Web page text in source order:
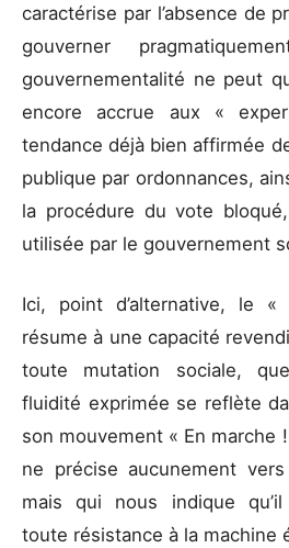
caractérise par l’absence de
gouverner
gouvernementalité ne peut
encore accrue aux «
tendance déjà bien affirmée
publique par ordonnances,
la procédure du vote
utilisée par le gouvernement
Ici, point d’alternative, le
résume à une capacité
toute mutation sociale,
fluidité exprimée se reflète
son mouvement « En marche
ne précise aucunement
mais qui nous indique qu’il
toute résistance à la machine